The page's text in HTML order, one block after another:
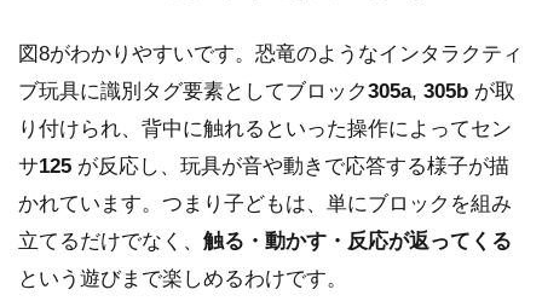
図8がわかりやすいです。恐竜のようなインタラクティ
ブ玩具に識別タグ要素としてブロック305a, 305b が取
り付けられ、背中に触れるといった操作によってセン
サ125 が反応し、玩具が音や動きで応答する様子が描
かれています。つまり子どもは、単にブロックを組み
立てるだけでなく、 触る・動かす・反応が返ってくる
という遊びまで楽しめるわけです。